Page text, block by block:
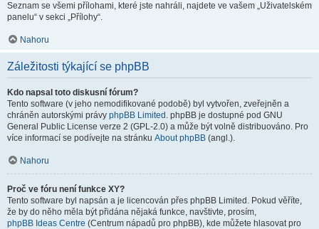
Seznam se všemi přílohami, které jste nahráli, najdete ve vašem „Uživatelském
panelu“ v sekci „Přílohy“.
Nahoru
Záležitosti týkající se phpBB
Kdo napsal toto diskusní fórum?
Tento software (v jeho nemodifikované podobě) byl vytvořen, zveřejněn a
chráněn autorskými právy phpBB Limited . phpBB je dostupné pod GNU
General Public License verze 2 (GPL-2.0) a může být volně distribuováno. Pro
více informací se podívejte na stránku About phpBB (angl.).
Nahoru
Proč ve fóru není funkce XY?
Tento software byl napsán a je licencován přes phpBB Limited. Pokud věříte,
že by do něho měla být přidána nějaká funkce, navštivte, prosím,
phpBB Ideas Centre (Centrum nápadů pro phpBB), kde můžete hlasovat pro